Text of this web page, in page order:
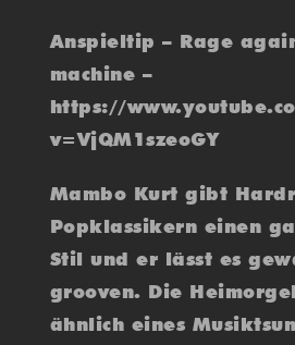
Anspieltip – Rage
machine –
https://
v=VjQM1szeoGY
Mambo Kurt gibt
Popklassikern einen
Stil und er lässt es
grooven. Die
ähnlich eines